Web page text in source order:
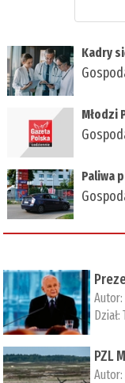
Kadry
Młodzi
Paliwa
Autor:
Dział:
PZL
Autor: